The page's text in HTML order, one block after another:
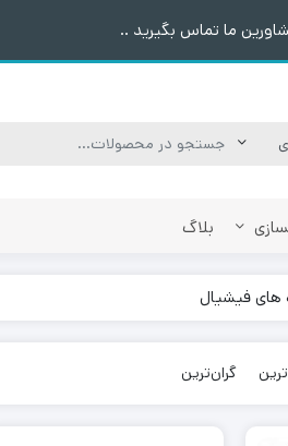
ما تماس بگیرید ..
بلاگ
های فیشیال
گران‌ترین